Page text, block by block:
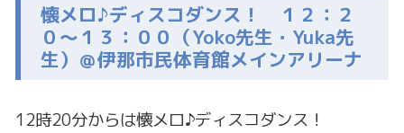
懐メロ♪ディスコダンス！ １２：２
０～１３：００（Yoko先生・Yuka先
生）＠伊那市民体育館メインアリーナ
12時20分からは懐メロ♪ディスコダンス！